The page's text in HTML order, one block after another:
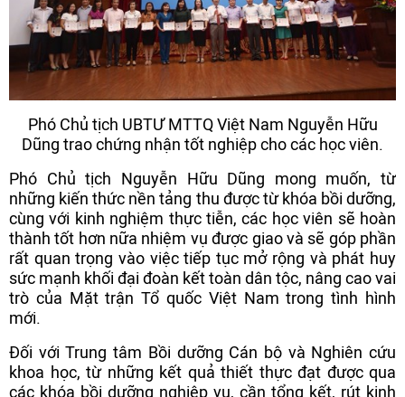
Phó Chủ tịch UBTƯ MTTQ Việt Nam Nguyễn Hữu
Dũng trao chứng nhận tốt nghiệp cho các học viên.
Phó Chủ tịch Nguyễn Hữu Dũng mong muốn, từ
những kiến thức nền tảng thu được từ khóa bồi dưỡng,
cùng với kinh nghiệm thực tiễn, các học viên sẽ hoàn
thành tốt hơn nữa nhiệm vụ được giao và sẽ góp phần
rất quan trọng vào việc tiếp tục mở rộng và phát huy
sức mạnh khối đại đoàn kết toàn dân tộc, nâng cao vai
trò của Mặt trận Tổ quốc Việt Nam trong tình hình
mới.
Đối với Trung tâm Bồi dưỡng Cán bộ và Nghiên cứu
khoa học, từ những kết quả thiết thực đạt được qua
các khóa bồi dưỡng nghiệp vụ, cần tổng kết, rút kinh